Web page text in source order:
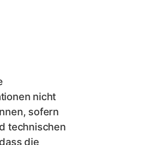
nicht
sofern
technischen
die